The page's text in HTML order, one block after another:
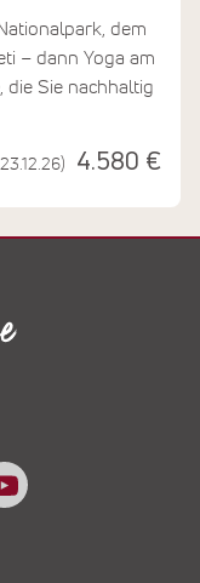
dem
– dann Yoga am
die Sie nachhaltig
4.580 €